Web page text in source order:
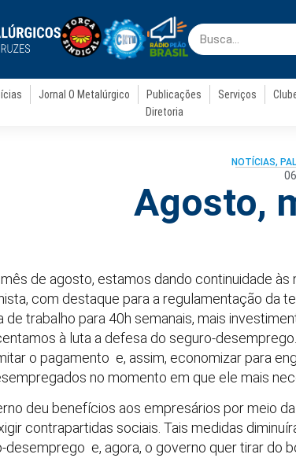
Jornal O Metalúrgico Publicações Serviços
Diretoria
NOTÍCIAS,
Agosto,
de agosto, estamos dando continuidade
com destaque para a regulamentação da
de trabalho para 40h semanais, mais
à luta a defesa do seguro-
o pagamento e, assim, economizar para
no momento em que ele mais
deu benefícios aos empresários por meio
contrapartidas sociais. Tais medidas
desemprego e, agora, o governo quer tirar do